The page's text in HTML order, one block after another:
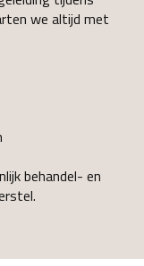
we altijd met
behandel- en